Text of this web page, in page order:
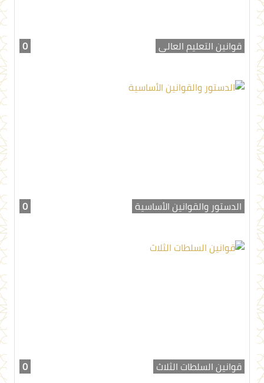
قوانين التعليم العالي 0
الدستور والقوانين الأساسية 0
قوانين السلطات الثلاث 0